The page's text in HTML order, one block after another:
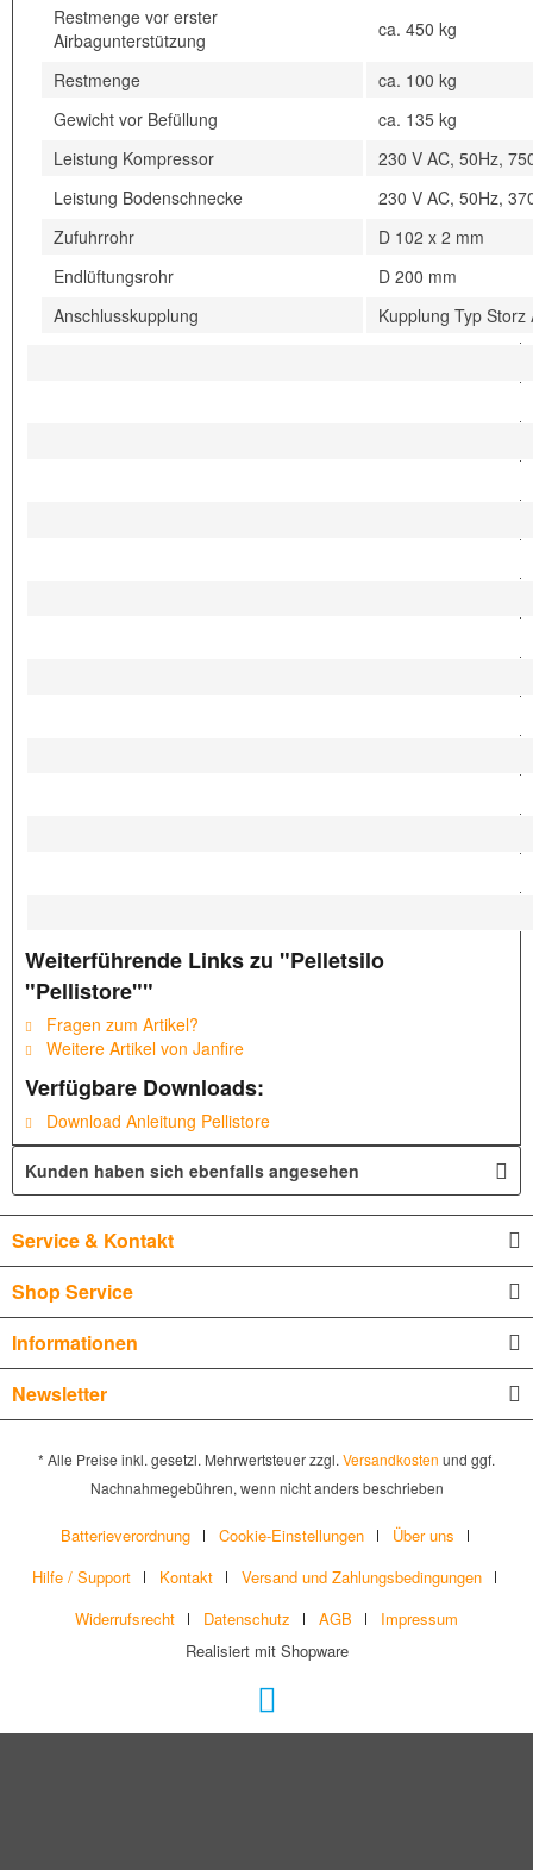
Restmenge vor erster
Airbagunterstützung
ca. 450 kg
Restmenge
ca. 100 kg
Gewicht vor Befüllung
ca. 135 kg
Leistung Kompressor
230 V AC, 50Hz,
Leistung Bodenschnecke
230 V AC, 50Hz,
Zufuhrrohr
D 102 x 2 mm
Endlüftungsrohr
D 200 mm
Anschlusskupplung
Kupplung Typ Storz
Weiterführende Links zu "Pelletsilo
"Pellistore""
Fragen zum Artikel?
Weitere Artikel von Janfire
Verfügbare Downloads:
Download Anleitung Pellistore
Kunden haben sich ebenfalls angesehen
Service & Kontakt
Shop Service
Informationen
Newsletter
* Alle Preise inkl. gesetzl. Mehrwertsteuer zzgl. Versandkosten und ggf.
Nachnahmegebühren, wenn nicht anders beschrieben
Batterieverordnung Cookie-Einstellungen
Über uns
Hilfe / Support
Kontakt
Versand und Zahlungsbedingungen
Widerrufsrecht
Datenschutz AGB
Impressum
Realisiert mit Shopware